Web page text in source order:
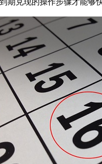
期兑现的操作步骤才能够